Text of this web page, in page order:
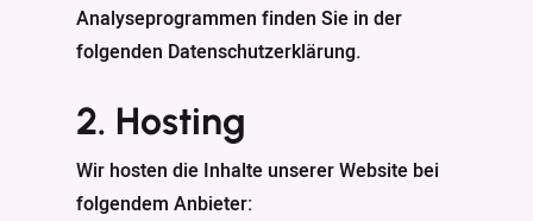
Analyseprogrammen finden Sie in der
folgenden Datenschutzerklärung.
2. Hosting
Wir hosten die Inhalte unserer Website bei
folgendem Anbieter: